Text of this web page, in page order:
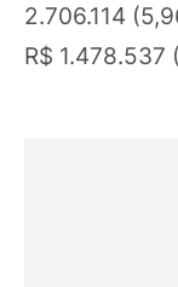
2.706.114
R$